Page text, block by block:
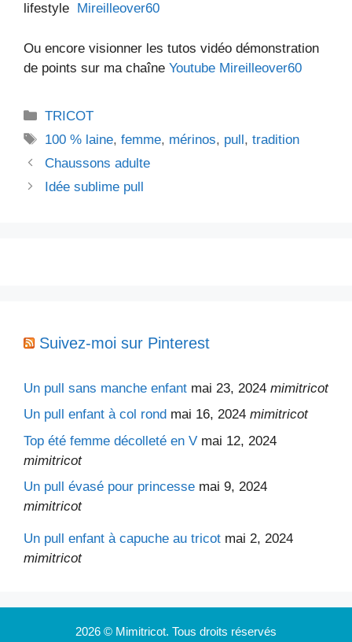
lifestyle Mireilleover60
Ou encore visionner les tutos vidéo démonstration
de points sur ma chaîne Youtube Mireilleover60
Catégories
TRICOT
Étiquettes
100 % laine,femme, mérinos, pull,tradition
Chaussons adulte
Idée sublime pull
Suivez-moi sur Pinterest
Un pull sans manche enfant mai 23, 2024 mimitricot
Un pull enfant à col rond mai 16, 2024 mimitricot
Top été femme décolleté en V mai 12, 2024
mimitricot
Un pull évasé pour princesse mai 9, 2024
mimitricot
Un pull enfant à capuche au tricot mai 2, 2024
mimitricot
2026 © Mimitricot. Tous droits réservés